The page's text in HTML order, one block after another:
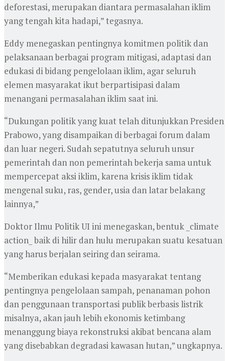
deforestasi, merupakan diantara permasalahan iklim
yang tengah kita hadapi,” tegasnya.
Eddy menegaskan pentingnya komitmen politik dan
pelaksanaan berbagai program mitigasi, adaptasi dan
edukasi di bidang pengelolaan iklim, agar seluruh
elemen masyarakat ikut berpartisipasi dalam
menangani permasalahan iklim saat ini.
“Dukungan politik yang kuat telah ditunjukkan Presiden
Prabowo, yang disampaikan di berbagai forum dalam
dan luar negeri. Sudah sepatutnya seluruh unsur
pemerintah dan non pemerintah bekerja sama untuk
mempercepat aksi iklim, karena krisis iklim tidak
mengenal suku, ras, gender, usia dan latar belakang
lainnya,”
Doktor Ilmu Politik UI ini menegaskan, bentuk _climate
action_ baik di hilir dan hulu merupakan suatu kesatuan
yang harus berjalan seiring dan seirama.
“Memberikan edukasi kepada masyarakat tentang
pentingnya pengelolaan sampah, penanaman pohon
dan penggunaan transportasi publik berbasis listrik
misalnya, akan jauh lebih ekonomis ketimbang
menanggung biaya rekonstruksi akibat bencana alam
yang disebabkan degradasi kawasan hutan,” ungkapnya.